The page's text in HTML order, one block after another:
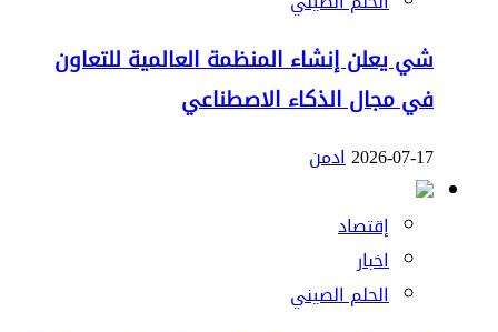
شي يعلن إنشاء المنظمة العالمية للتعاون
في مجال الذكاء الاصطناعي
2026-07-17ادمن
إقتصاد
اخبار
الحلم الصيني